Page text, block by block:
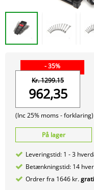
- 35%
Kr. 1299.15
962,35
(Inc 25% moms -forklaring)
På lager
Leveringstid: 1 - 3
Betænkningstid: 14
Ordrer fra 1646 kr.